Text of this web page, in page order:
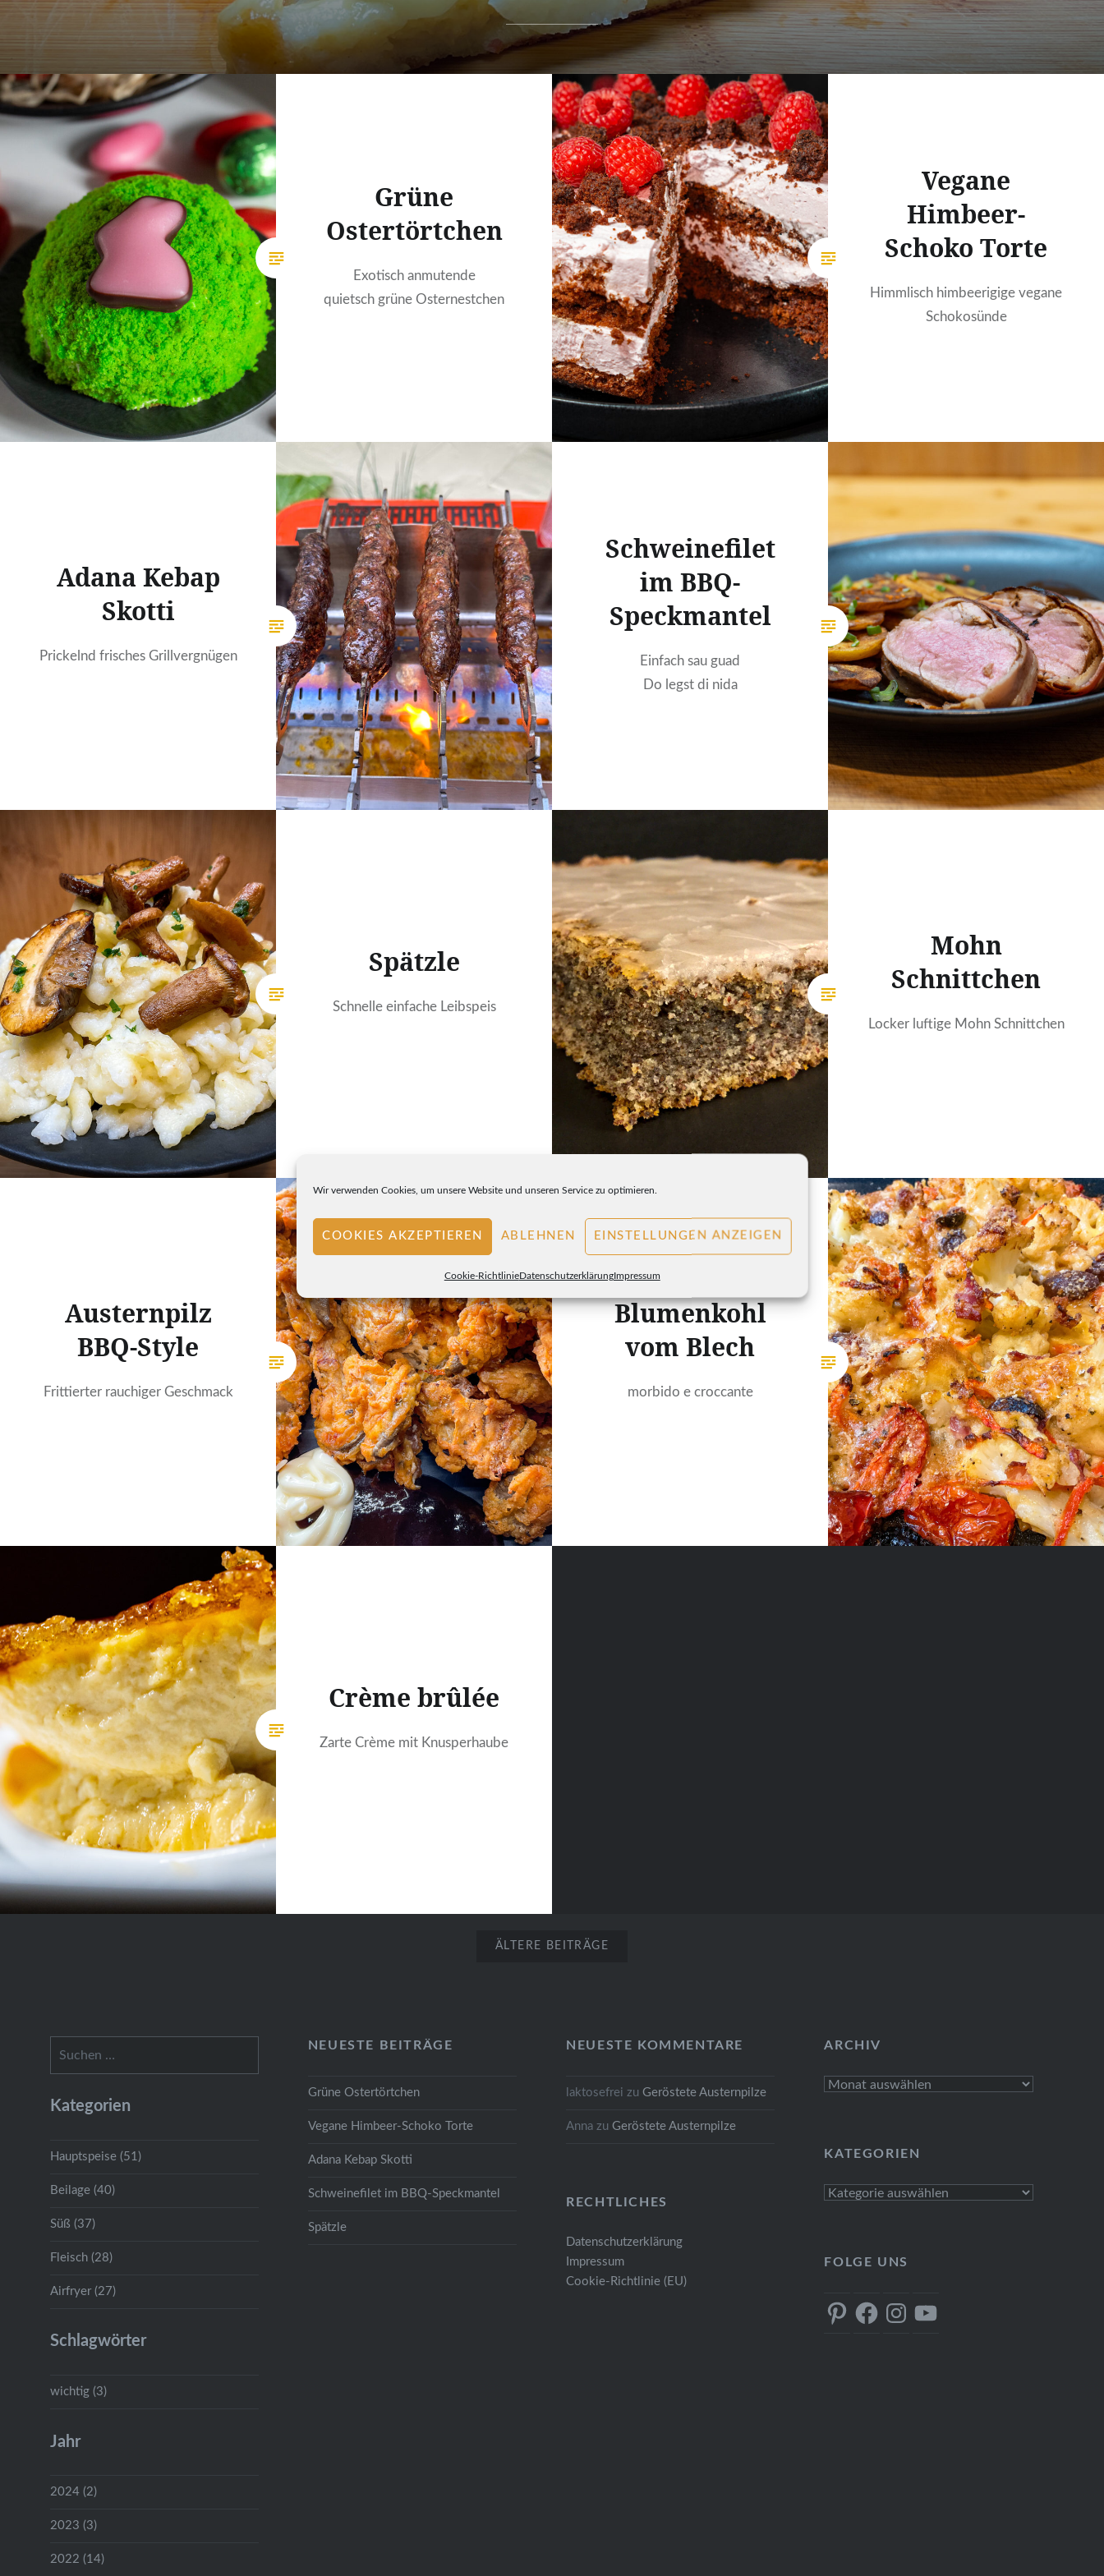
Wir verwenden Cookies, um unsere Website und unseren Service zu optimieren.
COOKIES AKZEPTIEREN ABLEHNEN EINSTELLUNGEN ANZEIGEN
Cookie-RichtlinieDatenschutzerklärungImpressum
Grüne
Ostertörtchen
Exotisch anmutende
quietsch grüne Osternestchen
Vegane
Himbeer-
Schoko Torte
Himmlisch himbeerigige vegane
Schokosünde
Adana Kebap
Skotti
Prickelnd frisches Grillvergnügen
Schweinefilet
im BBQ-
Speckmantel
Einfach sau guad
Do legst di nida
Spätzle
Schnelle einfache Leibspeis
Mohn
Schnittchen
Locker luftige Mohn Schnittchen
Austernpilz
BBQ-Style
Frittierter rauchiger Geschmack
Blumenkohl
vom Blech
morbido e croccante
Crème brûlée
Zarte Crème mit Knusperhaube
ÄLTERE BEITRÄGE
Kategorien
Hauptspeise (51)
Beilage (40)
Süß (37)
Fleisch (28)
Airfryer (27)
Schlagwörter
wichtig (3)
Jahr
2024 (2)
2023 (3)
2022 (14)
NEUESTE BEITRÄGE
Grüne Ostertörtchen
Vegane Himbeer-Schoko Torte
Adana Kebap Skotti
Schweinefilet im BBQ-Speckmantel
Spätzle
NEUESTE KOMMENTARE
laktosefrei zuGeröstete Austernpilze
Anna zuGeröstete Austernpilze
ARCHIV
Archiv
KATEGORIEN
Kategorien
RECHTLICHES
Datenschutzerklärung
Impressum
Cookie-Richtlinie (EU)
FOLGE UNS
PinterestFacebookInstagram
YouTube